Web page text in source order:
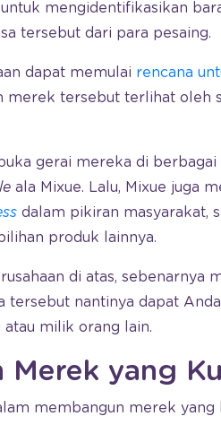
mengidentifikasikan
tersebut dari para pesaing.
dapat memulai rencana
merek tersebut terlihat oleh
gerai mereka di
ala Mixue. Lalu, Mixue juga
dalam pikiran masyarakat,
produk lainnya.
di atas, sebenarnya
tersebut nantinya dapat
atau milik orang lain.
Merek yang
membangun merek yang